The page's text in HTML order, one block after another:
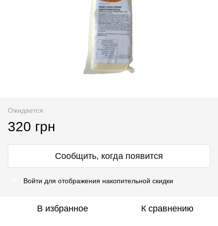
Ожидается
320 грн
Сообщить, когда появится
Войти для отображения накопительной скидки
В избранное К сравнению